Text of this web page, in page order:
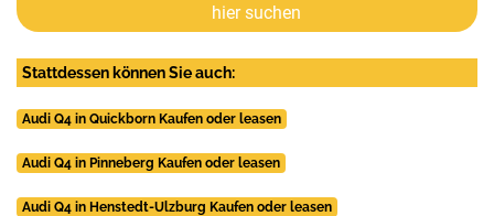
hier suchen
Stattdessen können Sie auch:
Audi Q4 in Quickborn Kaufen oder leasen
Audi Q4 in Pinneberg Kaufen oder leasen
Audi Q4 in Henstedt-Ulzburg Kaufen oder leasen